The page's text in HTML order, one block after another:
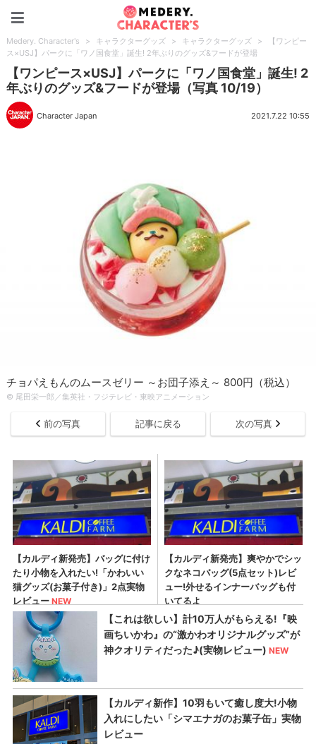
Medery. Character's > キャラクターグッズ > キャラクターグッズ >
【ワンピー
ス×USJ】パークに「ワノ国食堂」誕生! 2年ぶりのグッズ&フードが登場
【ワンピース×USJ】パークに「ワノ国食堂」誕生! 2
年ぶりのグッズ&フードが登場（写真 10/19）
Character Japan 2021.7.22 10:55
チョパえもんのムースゼリー ～お団子添え～ 800円（税込）
© 尾田栄一郎／集英社・フジテレビ・東映アニメーション
前の写真 記事に戻る 次の写真